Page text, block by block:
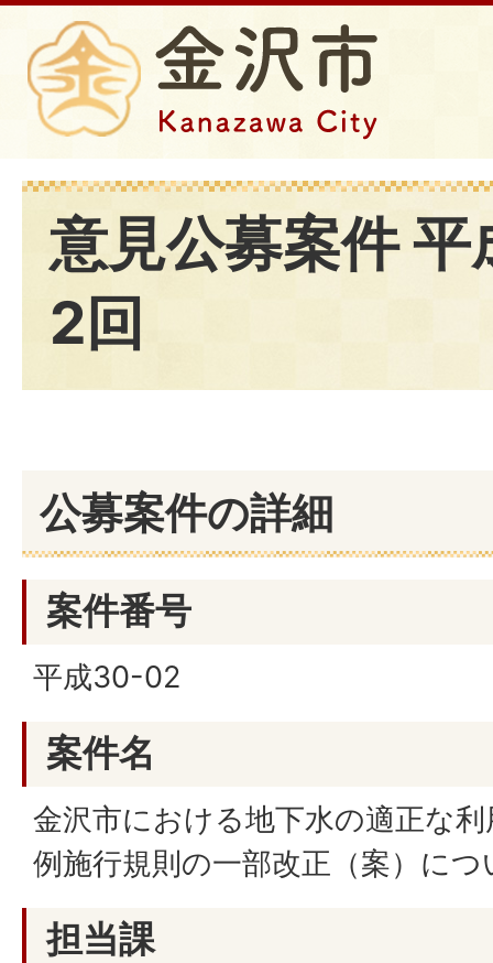
意見公募案件
2回
公募案件の詳細
案件番号
平成30-02
案件名
金沢市における地下水の適正な
例施行規則の一部改正（案）につ
担当課